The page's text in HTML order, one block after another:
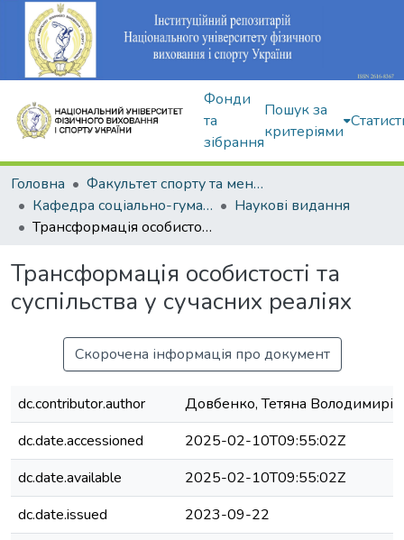
Фонди
та
зібрання
Пошук за
критеріями
Головна
Факультет спорту та менеджменту
Кафедра соціально-гуманітарних дисциплін
Наукові видання
Трансформація особистості та суспільства у сучасних реаліях
Трансформація особистості та
суспільства у сучасних реаліях
Скорочена інформація про документ
dc.contributor.author
Довбенко, Тетяна
dc.date.accessioned
2025-02-10T09:55:02Z
dc.date.available
2025-02-10T09:55:02Z
dc.date.issued
2023-09-22